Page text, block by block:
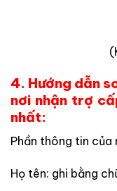
4. Hướng dẫn
nơi nhận trợ
nhất:
Phần thông tin của
Họ tên: ghi bằng